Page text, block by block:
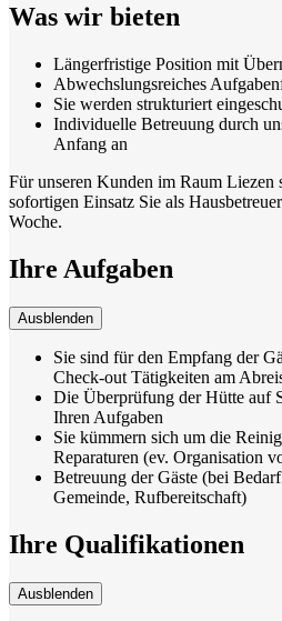
Was wir bieten
Längerfristige Position mit
Abwechslungsreiches
Sie werden strukturiert
Individuelle Betreuung durch
Anfang an
Für unseren Kunden im Raum Liezen
sofortigen Einsatz Sie als
Woche.
Ihre Aufgaben
Ausblenden
Sie sind für den Empfang der
Check-out Tätigkeiten am
Die Überprüfung der Hütte auf
Ihren Aufgaben
Sie kümmern sich um die
Reparaturen (ev. Organisation
Betreuung der Gäste (bei
Gemeinde, Rufbereitschaft)
Ihre Qualifikationen
Ausblenden